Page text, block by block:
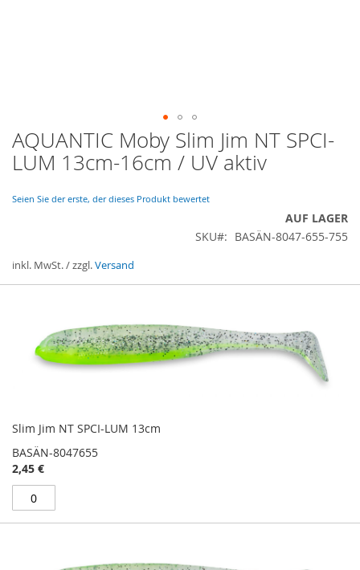
Zum
Anfang
der
springen
AQUANTIC Moby Slim Jim NT SPCI-
LUM 13cm-16cm / UV aktiv
Seien Sie der erste, der dieses Produkt bewertet
AUF LAGER
SKU
BASÄN-8047-655-755
inkl. MwSt. / zzgl.Versand
Slim Jim NT SPCI-LUM 13cm
BASÄN-8047655
2,45 €